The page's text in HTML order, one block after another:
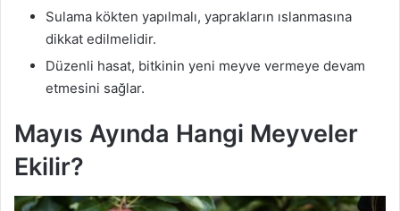
Sulama kökten yapılmalı, yaprakların ıslanmasına
dikkat edilmelidir.
Düzenli hasat, bitkinin yeni meyve vermeye devam
etmesini sağlar.
Mayıs Ayında Hangi Meyveler
Ekilir?